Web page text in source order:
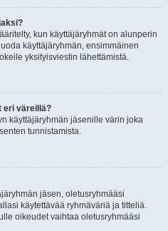
kun käyttäjäryhmät on alunperin
käyttäjäryhmän, ensimmäinen
yksityisviestin lähettämistä.
eri väreillä?
käyttäjäryhmän jäsenille värin joka
tunnistamista.
jäsen, oletusryhmääsi
käytettävää ryhmäväriä ja titteliä.
oikeudet vaihtaa oletusryhmääsi